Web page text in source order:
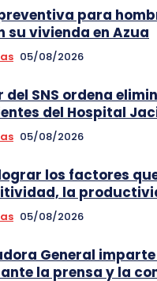
para
su vivienda en Azua
05/08/2026
del SNS ordena
del Hospital
05/08/2026
los factores
la
05/08/2026
General
la prensa y la